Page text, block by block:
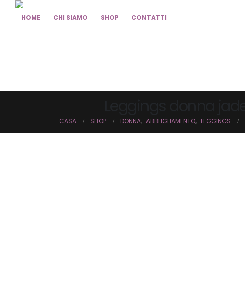
HOME CHI SIAMO SHOP CONTATTI
CASA SHOP DONNA, ABBLIGLIAMENTO, LEGGINGS